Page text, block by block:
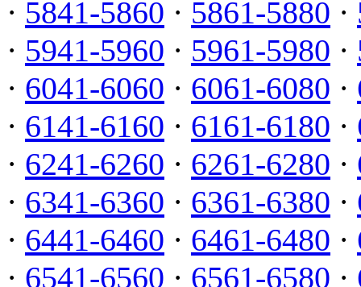
· 5841-5860 · 5861-5880 ·
· 5941-5960 · 5961-5980 ·
· 6041-6060 · 6061-6080 ·
· 6141-6160 · 6161-6180 ·
· 6241-6260 · 6261-6280 ·
· 6341-6360 · 6361-6380 ·
· 6441-6460 · 6461-6480 ·
· 6541-6560 · 6561-6580 ·